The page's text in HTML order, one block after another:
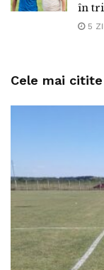
în
5
Cele mai